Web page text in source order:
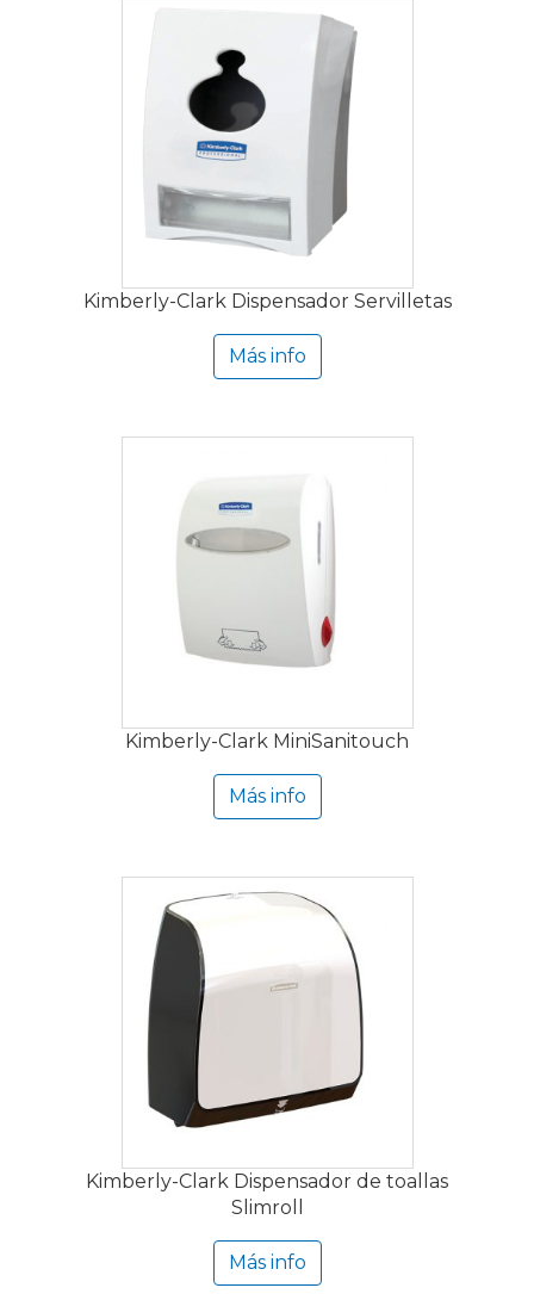
Kimberly-Clark Dispensador Servilletas
Más info
Kimberly-Clark MiniSanitouch
Más info
Kimberly-Clark Dispensador de toallas
Slimroll
Más info